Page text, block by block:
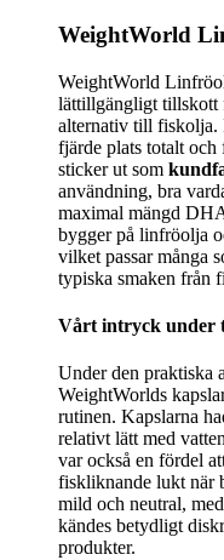
WeightWorld
WeightWorld
lättillgängligt tillskott
alternativ till fiskolja.
fjärde plats totalt
sticker ut som
användning, bra
maximal mängd
bygger på linfröolja
vilket passar många
typiska smaken från
Vårt intryck under
Under den praktiska
WeightWorlds
rutinen. Kapslarna
relativt lätt med
var också en fördel
fiskliknande lukt när
mild och neutral,
kändes betydligt
produkter.